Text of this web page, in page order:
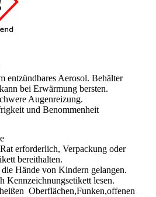
entzündbares Aerosol. Behälter
bei Erwärmung bersten.
Augenreizung.
und Benommenheit
erforderlich, Verpackung oder
bereithalten.
Hände von Kindern gelangen.
Kennzeichnungsetikett lesen.
Oberflächen,Funken,offenen